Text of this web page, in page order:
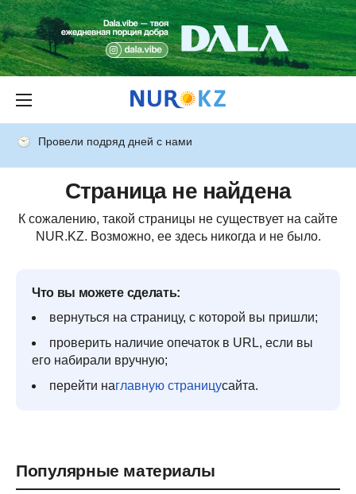
Провели подряд дней с нами
Страница не найдена
К сожалению, такой страницы не существует на сайте
NUR.KZ. Возможно, ее здесь никогда и не было.
Что вы можете сделать:
вернуться на страницу, с которой вы пришли;
проверить наличие опечаток в URL, если вы
его набирали вручную;
перейти наглавную страницусайта.
Популярные материалы